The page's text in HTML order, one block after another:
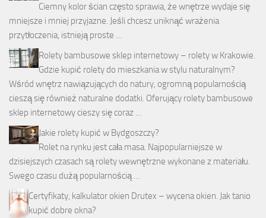
Ciemny kolor ścian często sprawia, że wnętrze wydaje się
mniejsze i mniej przyjazne. Jeśli chcesz uniknąć wrażenia
przytłoczenia, istnieją proste …
Rolety bambusowe sklep internetowy – rolety w Krakowie.
Gdzie kupić rolety do mieszkania w stylu naturalnym?
Wśród wnętrz nawiązujących do natury, ogromną popularnością
cieszą się również naturalne dodatki. Oferujący rolety bambusowe
sklep internetowy cieszy się coraz …
Jakie rolety kupić w Bydgoszczy?
Rolet na rynku jest cała masa. Najpopularniejsze w
dzisiejszych czasach są rolety wewnętrzne wykonane z materiału.
Swego czasu dużą popularnością …
Certyfikaty, kalkulator okien Drutex – wycena okien. Jak tanio
kupić dobre okna?